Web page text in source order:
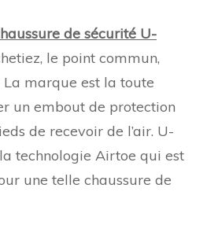
de sécurité U-
le point commun,
La marque est la toute
un embout de protection
de recevoir de l’air. U-
technologie Airtoe qui est
une telle chaussure de